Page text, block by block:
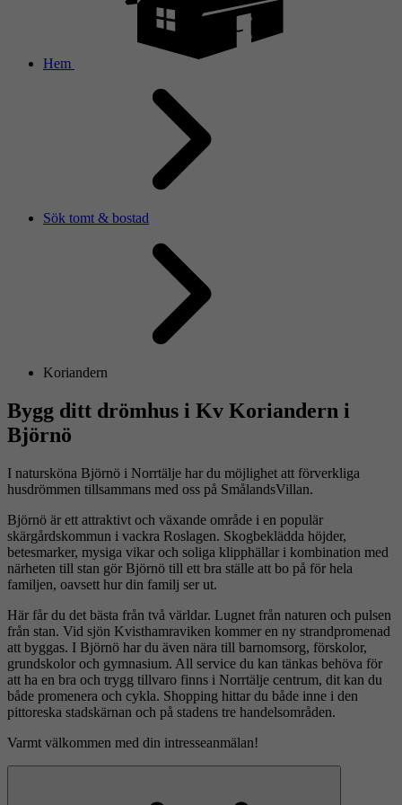
Hem
Sök tomt & bostad
Koriandern
Bygg ditt drömhus i Kv Koriandern i
Björnö
I natursköna Björnö i Norrtälje har du möjlighet att förverkliga
husdrömmen tillsammans med oss på SmålandsVillan.
Björnö är ett attraktivt och växande område i en populär
skärgårdskommun i vackra Roslagen. Skogbeklädda höjder,
betesmarker, mysiga vikar och soliga klipphällar i kombination med
närheten till stan gör Björnö till ett bra ställe att bo på för hela
familjen, oavsett hur din familj ser ut.
Här får du det bästa från två världar. Lugnet från naturen och pulsen
från stan. Vid sjön Kvisthamraviken kommer en ny strandpromenad
att byggas. I Björnö har du även nära till barnomsorg, förskolor,
grundskolor och gymnasium. All service du kan tänkas behöva för
att ha en bra och trygg tillvaro finns i Norrtälje centrum, dit kan du
både promenera och cykla. Shopping hittar du både inne i den
pittoreska stadskärnan och på stadens tre handelsområden.
Varmt välkommen med din intresseanmälan!